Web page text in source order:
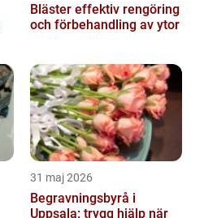
Bläster effektiv rengöring
och förbehandling av ytor
31 maj 2026
Begravningsbyrå i
Uppsala: trygg hjälp när